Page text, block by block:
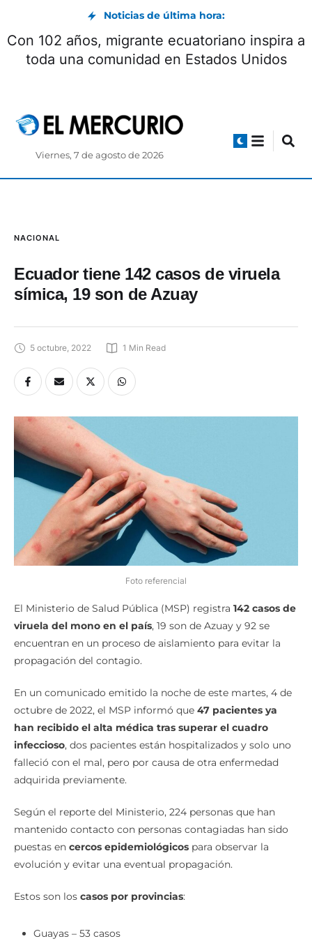
Noticias de última hora:
Con 102 años, migrante ecuatoriano inspira a
toda una comunidad en Estados Unidos
Viernes, 7 de agosto de 2026
NACIONAL
Ecuador tiene 142 casos de viruela
símica, 19 son de Azuay
5 octubre, 2022 1 Min Read
Foto referencial
El Ministerio de Salud Pública (MSP) registra 142 casos de
viruela del mono en el país, 19 son de Azuay y 92 se
encuentran en un proceso de aislamiento para evitar la
propagación del contagio.
En un comunicado emitido la noche de este martes, 4 de
octubre de 2022, el MSP informó que 47 pacientes ya
han recibido el alta médica tras superar el cuadro
infeccioso, dos pacientes están hospitalizados y solo uno
falleció con el mal, pero por causa de otra enfermedad
adquirida previamente.
Según el reporte del Ministerio, 224 personas que han
mantenido contacto con personas contagiadas han sido
puestas en cercos epidemiológicos para observar la
evolución y evitar una eventual propagación.
Estos son los casos por provincias:
Guayas – 53 casos